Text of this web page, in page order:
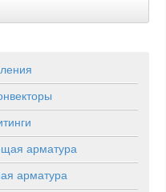
арматура
арматура